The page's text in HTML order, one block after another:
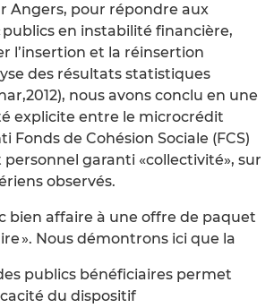
Angers, pour répondre aux
publics en instabilité financière,
l’insertion et la réinsertion
des résultats statistiques
nous avons conclu en une
explicite entre le microcrédit
Fonds de Cohésion Sociale (FCS)
garanti «collectivité», sur
observés.
bien affaire à une offre de paquet
». Nous démontrons ici que la
publics bénéficiaires permet
du dispositif